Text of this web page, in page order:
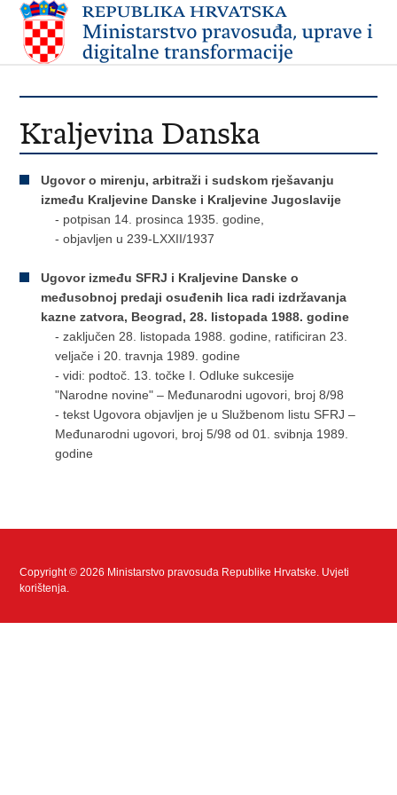
Kraljevina Danska
Ugovor o mirenju, arbitraži i sudskom rješavanju
između Kraljevine Danske i Kraljevine Jugoslavije
- potpisan 14. prosinca 1935. godine,
- objavljen u 239-LXXII/1937
Ugovor između SFRJ i Kraljevine Danske o
međusobnoj predaji osuđenih lica radi izdržavanja
kazne zatvora, Beograd, 28. listopada 1988. godine
- zaključen 28. listopada 1988. godine, ratificiran 23.
veljače i 20. travnja 1989. godine
- vidi: podtoč. 13. točke I. Odluke sukcesije
"Narodne novine" – Međunarodni ugovori, broj 8/98
- tekst Ugovora objavljen je u Službenom listu SFRJ –
Međunarodni ugovori, broj 5/98 od 01. svibnja 1989.
godine
Copyright © 2026 Ministarstvo pravosuđa Republike Hrvatske. Uvjeti
korištenja.